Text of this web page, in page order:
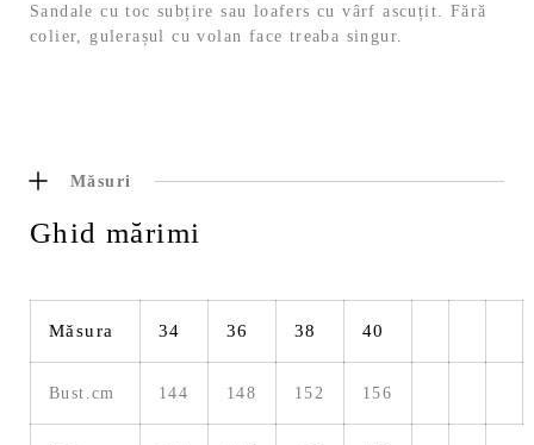
Sandale cu toc subțire sau loafers cu vârf ascuțit. Fără
colier, gulerașul cu volan face treaba singur.
Măsuri
Ghid mărimi
Măsura 34 36 38 40
Bust.cm 144 148 152 156